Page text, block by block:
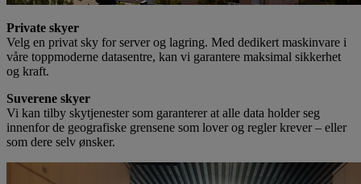
Private skyer
Velg en privat sky for server og lagring. Med dedikert maskinvare i
våre toppmoderne datasentre, kan vi garantere maksimal sikkerhet
og kraft.
Suverene skyer
Vi kan tilby skytjenester som garanterer at alle data holder seg
innenfor de geografiske grensene som lover og regler krever – eller
som dere selv ønsker.